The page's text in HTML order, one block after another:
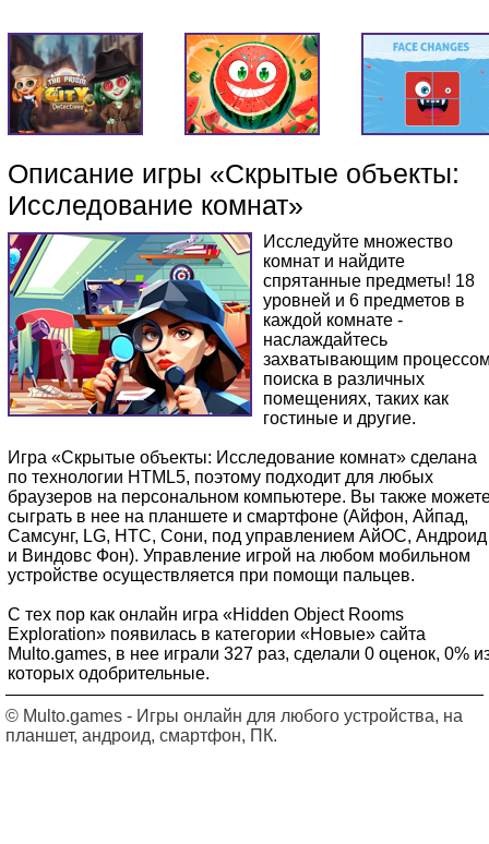
Описание игры «Скрытые объекты:
Исследование комнат»
Исследуйте множество
комнат и найдите
спрятанные предметы! 18
уровней и 6 предметов в
каждой комнате -
наслаждайтесь
захватывающим
поиска в различных
помещениях, таких как
гостиные и другие.
Игра «Скрытые объекты: Исследование комнат» сделана
по технологии HTML5, поэтому подходит для любых
браузеров на персональном компьютере. Вы также
сыграть в нее на планшете и смартфоне (Айфон, Айпад,
Самсунг, LG, HTC, Сони, под управлением АйОС, Андроид
и Виндовс Фон). Управление игрой на любом мобильном
устройстве осуществляется при помощи пальцев.
С тех пор как онлайн игра «Hidden Object Rooms
Exploration» появилась в категории «Новые» сайта
Multo.games, в нее играли 327 раз, сделали 0 оценок, 0%
которых одобрительные.
© Multo.games - Игры онлайн для любого устройства, на
планшет, андроид, смартфон, ПК.